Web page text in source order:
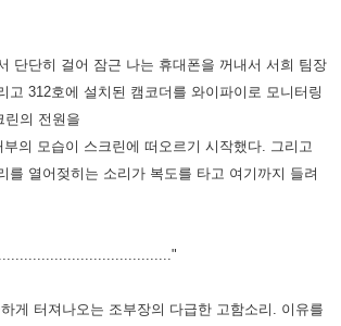
단단히 걸어 잠근 나는 휴대폰을 꺼내서 서희 팀장
고 312호에 설치된 캠코더를 와이파이로 모니터링
린의 전원을
의 모습이 스크린에 떠오르기 시작했다.
그리고
를 열어젖히는 소리가 복도를 타고 여기까지 들려
게 터져나오는 조부장의 다급한 고함소리. 이유를